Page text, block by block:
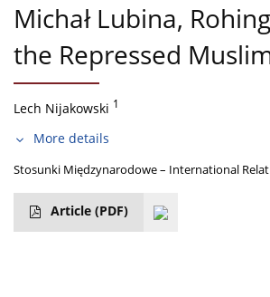
Michał Lubina,
the Repressed
Lech Nijakowski 1
More details
Stosunki Międzynarodowe – International
Article (PDF)